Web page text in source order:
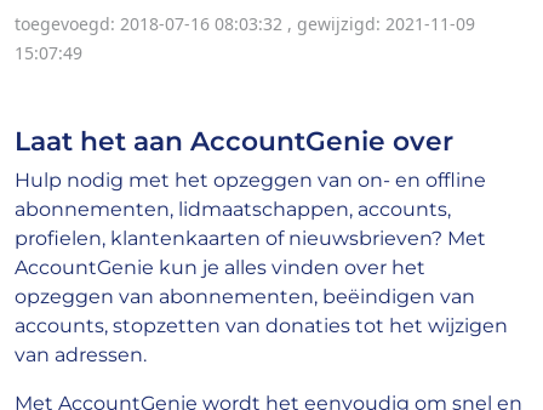
toegevoegd: 2018-07-16 08:03:32 , gewijzigd: 2021-11-09
15:07:49
Laat het aan AccountGenie over
Hulp nodig met het opzeggen van on- en offline
abonnementen, lidmaatschappen, accounts,
profielen, klantenkaarten of nieuwsbrieven? Met
AccountGenie kun je alles vinden over het
opzeggen van abonnementen, beëindigen van
accounts, stopzetten van donaties tot het wijzigen
van adressen.
Met AccountGenie wordt het eenvoudig om snel en